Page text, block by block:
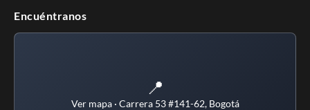
Encuéntranos
📍
Ver mapa · Carrera 53 #141-62, Bogotá